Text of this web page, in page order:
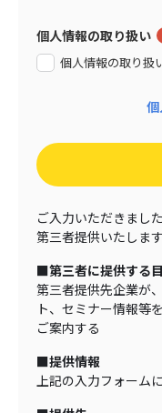
個人情報の取り扱い
個人情報の取り扱
ご入力いただきまし
第三者提供いたします
■第三者に提供する
第三者提供先企業が
ト、セミナー情報等
ご案内する
■提供情報
上記の入力フォーム